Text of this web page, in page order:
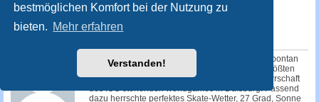
bestmöglichen Komfort bei der Nutzung zu
bieten. Mehr erfahren
Verstanden!
Auf Skates von
Düsseldorf
Read more...
Kurz nach 14.00 Uhr startete am Sonntag das spontan
einberufene SEK "worldgames" zum weltweit größten
Sportevent des Jahres, den unter der Schirmherrschaft
des IOC stehenden worldgames in Duisburg. Passend
dazu herrschte perfektes Skate-Wetter, 27 Grad, Sonne